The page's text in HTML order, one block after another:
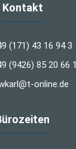
Kontakt
(171) 43 16 94 3
(9426) 85 20 66 1
online.de